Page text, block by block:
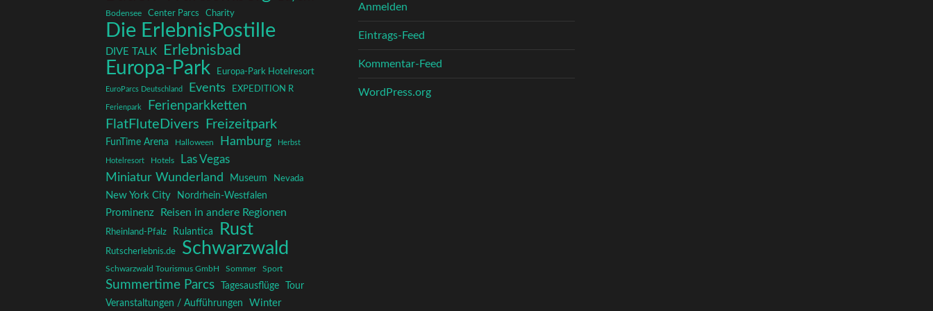
Bodensee Center Parcs Charity
Die ErlebnisPostille
DIVE TALK Erlebnisbad
Europa-Park Europa-Park Hotelresort
EuroParcs Deutschland Events EXPEDITION R
Ferienpark Ferienparkketten
FlatFluteDivers Freizeitpark
FunTime Arena Halloween Hamburg Herbst
Hotelresort Hotels
Las Vegas
Miniatur Wunderland
Museum Nevada
New York City Nordrhein-Westfalen
Prominenz Reisen in andere Regionen
Rheinland-Pfalz Rulantica Rust
Rutscherlebnis.de Schwarzwald
Schwarzwald Tourismus GmbH Sommer Sport
Summertime Parcs Tagesausflüge
Tour
Veranstaltungen / Aufführungen
Winter
Anmelden
Eintrags-Feed
Kommentar-Feed
WordPress.org